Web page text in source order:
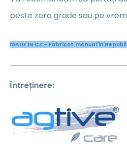
peste zero grade sau pe
mADE IN CZ - Fabricat manual în
Întreținere: